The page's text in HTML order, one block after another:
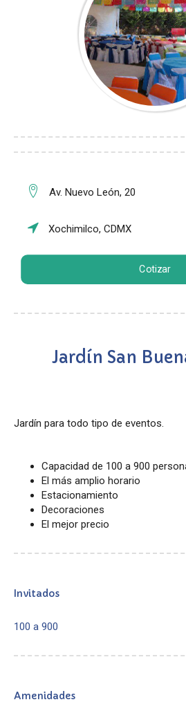
Av. Nuevo León, 20
Xochimilco, CDMX
Cotizar
Jardín San
Jardín para todo tipo de eventos.
Capacidad de 100 a 900
El más amplio horario
Estacionamiento
Decoraciones
El mejor precio
Invitados
100 a 900
Amenidades